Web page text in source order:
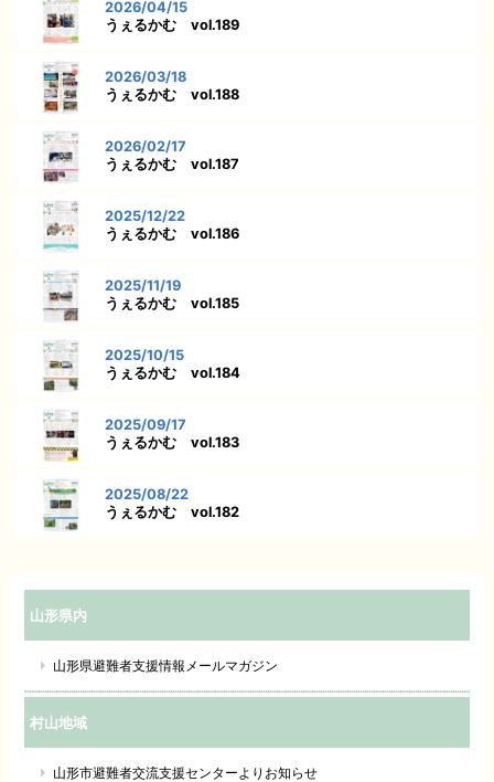
2026/04/15
うぇるかむ vol.189
2026/03/18
うぇるかむ vol.188
2026/02/17
うぇるかむ vol.187
2025/12/22
うぇるかむ vol.186
2025/11/19
うぇるかむ vol.185
2025/10/15
うぇるかむ vol.184
2025/09/17
うぇるかむ vol.183
2025/08/22
うぇるかむ vol.182
山形県内
山形県避難者支援情報メールマガジン
村山地域
山形市避難者交流支援センターよりお知らせ